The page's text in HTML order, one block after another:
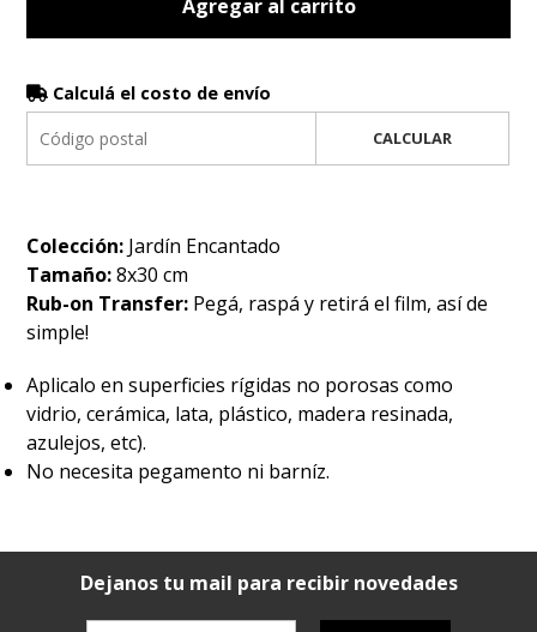
Agregar al carrito
Calculá el costo de envío
CALCULAR
Colección: Jardín Encantado
Tamaño:8x30 cm
Rub-on Transfer: Pegá, raspá y retirá el film, así de
simple!
Aplicalo en superficies rígidas no porosas como
vidrio, cerámica, lata, plástico, madera resinada,
azulejos, etc).
No necesita pegamento ni barníz.
Dejanos tu mail para recibir novedades